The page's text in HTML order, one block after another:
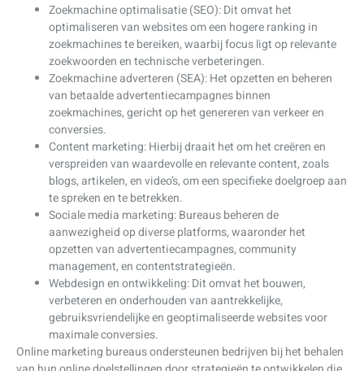
Zoekmachine optimalisatie (SEO): Dit omvat het
optimaliseren van websites om een hogere ranking in
zoekmachines te bereiken, waarbij focus ligt op relevante
zoekwoorden en technische verbeteringen.
Zoekmachine adverteren (SEA): Het opzetten en beheren
van betaalde advertentiecampagnes binnen
zoekmachines, gericht op het genereren van verkeer en
conversies.
Content marketing: Hierbij draait het om het creëren en
verspreiden van waardevolle en relevante content, zoals
blogs, artikelen, en video’s, om een specifieke doelgroep aan
te spreken en te betrekken.
Sociale media marketing: Bureaus beheren de
aanwezigheid op diverse platforms, waaronder het
opzetten van advertentiecampagnes, community
management, en contentstrategieën.
Webdesign en ontwikkeling: Dit omvat het bouwen,
verbeteren en onderhouden van aantrekkelijke,
gebruiksvriendelijke en geoptimaliseerde websites voor
maximale conversies.
Online marketing bureaus ondersteunen bedrijven bij het behalen